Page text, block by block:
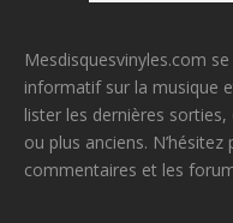
Mesdisquesvinyles.com
informatif sur la musique
lister les dernières
ou plus anciens.
commentaires et les